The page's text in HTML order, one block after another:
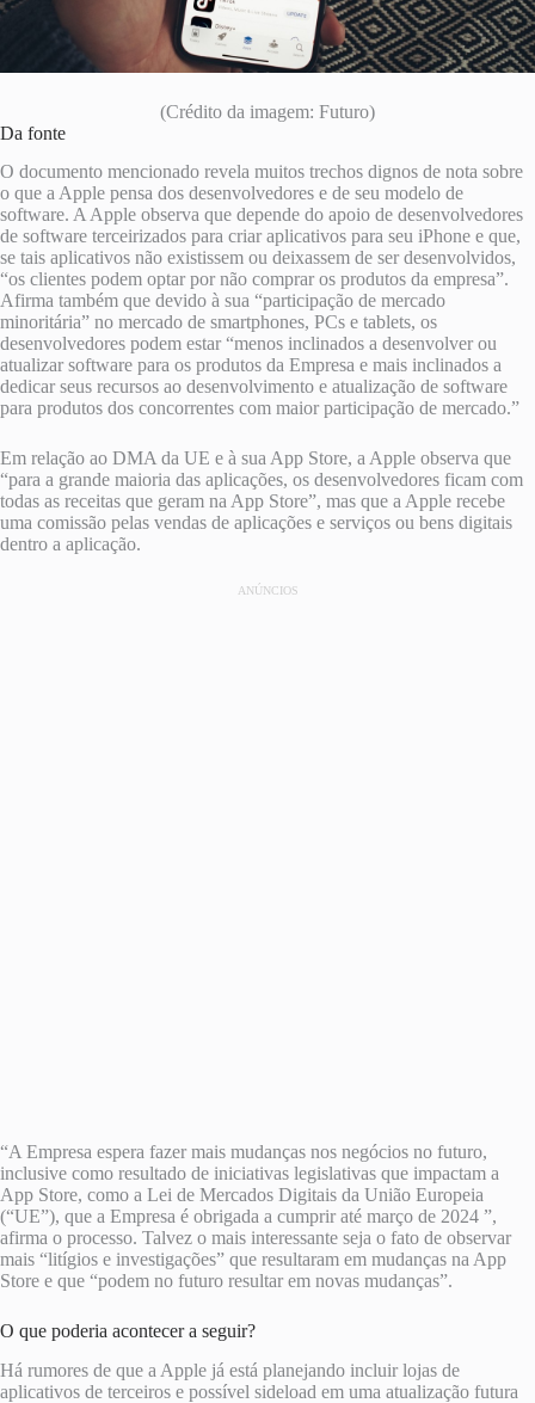
(Crédito da imagem: Futuro)
Da fonte
O documento mencionado revela muitos trechos dignos de nota sobre
o que a Apple pensa dos desenvolvedores e de seu modelo de
software. A Apple observa que depende do apoio de desenvolvedores
de software terceirizados para criar aplicativos para seu iPhone e que,
se tais aplicativos não existissem ou deixassem de ser desenvolvidos,
“os clientes podem optar por não comprar os produtos da empresa”.
Afirma também que devido à sua “participação de mercado
minoritária” no mercado de smartphones, PCs e tablets, os
desenvolvedores podem estar “menos inclinados a desenvolver ou
atualizar software para os produtos da Empresa e mais inclinados a
dedicar seus recursos ao desenvolvimento e atualização de software
para produtos dos concorrentes com maior participação de mercado.”
Em relação ao DMA da UE e à sua App Store, a Apple observa que
“para a grande maioria das aplicações, os desenvolvedores ficam com
todas as receitas que geram na App Store”, mas que a Apple recebe
uma comissão pelas vendas de aplicações e serviços ou bens digitais
dentro a aplicação.
ANÚNCIOS
“A Empresa espera fazer mais mudanças nos negócios no futuro,
inclusive como resultado de iniciativas legislativas que impactam a
App Store, como a Lei de Mercados Digitais da União Europeia
(“UE”), que a Empresa é obrigada a cumprir até março de 2024 ”,
afirma o processo. Talvez o mais interessante seja o fato de observar
mais “litígios e investigações” que resultaram em mudanças na App
Store e que “podem no futuro resultar em novas mudanças”.
O que poderia acontecer a seguir?
Há rumores de que a Apple já está planejando incluir lojas de
aplicativos de terceiros e possível sideload em uma atualização futura